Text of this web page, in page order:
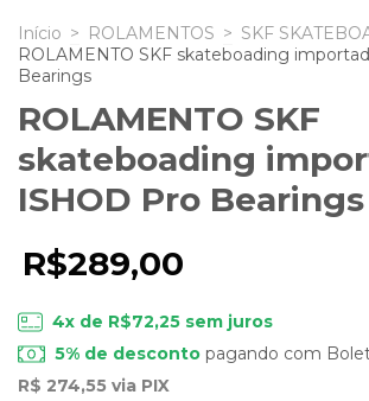
Início > ROLAMENTOS > SKF
ROLAMENTO SKF skateboading
Bearings
ROLAMENTO SKF
skateboading
ISHOD Pro Bearings
R$289,00
4x de R$72,25sem juros
5% de desconto pagando com
R$ 274,55 via PIX